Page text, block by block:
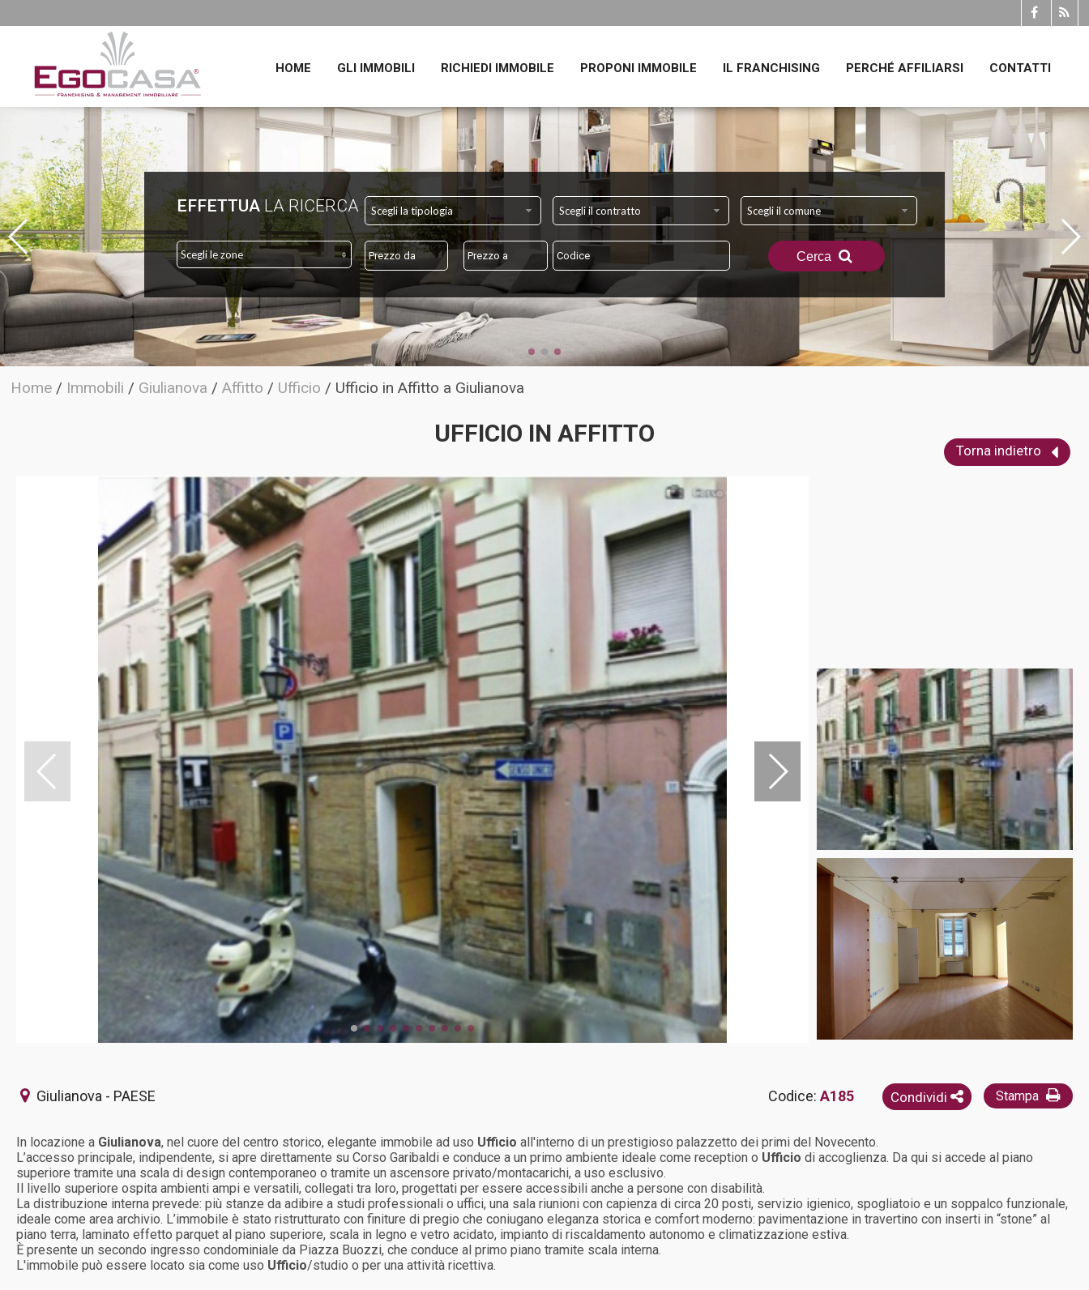
HOME GLI IMMOBILI RICHIEDI IMMOBILE PROPONI IMMOBILE IL FRANCHISING PERCHÉ AFFILIARSI CONTATTI
EFFETTUALA RICERCA Scegli la tipologia Scegli il contratto Scegli il comune
Scegli le zone Cerca
Home / Immobili / Giulianova /Affitto / Ufficio / Ufficio in Affitto a Giulianova
UFFICIO IN AFFITTO
Torna indietro
Giulianova - PAESE Stampa
Condividi
Codice: A185
In locazione a Giulianova, nel cuore del centro storico, elegante immobile ad uso Ufficio all'interno di un prestigioso palazzetto dei primi del Novecento.
L’accesso principale, indipendente, si apre direttamente su Corso Garibaldi e conduce a un primo ambiente ideale come reception o Ufficio di accoglienza. Da qui si accede al piano
superiore tramite una scala di design contemporaneo o tramite un ascensore privato/montacarichi, a uso esclusivo.
Il livello superiore ospita ambienti ampi e versatili, collegati tra loro, progettati per essere accessibili anche a persone con disabilità.
La distribuzione interna prevede: più stanze da adibire a studi professionali o uffici, una sala riunioni con capienza di circa 20 posti, servizio igienico, spogliatoio e un soppalco funzionale,
ideale come area archivio. L’immobile è stato ristrutturato con finiture di pregio che coniugano eleganza storica e comfort moderno: pavimentazione in travertino con inserti in “stone” al
piano terra, laminato effetto parquet al piano superiore, scala in legno e vetro acidato, impianto di riscaldamento autonomo e climatizzazione estiva.
È presente un secondo ingresso condominiale da Piazza Buozzi, che conduce al primo piano tramite scala interna.
L'immobile può essere locato sia come uso Ufficio/studio o per una attività ricettiva.